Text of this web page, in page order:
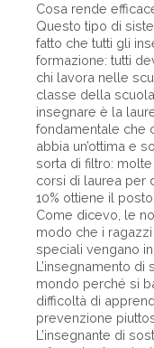
Cosa rende
Questo tipo di
fatto che tutti gli
formazione: tutti
chi lavora nelle
classe della
insegnare è la
fondamentale che
abbia un’ottima e
sorta di filtro:
corsi di laurea per
10% ottiene il posto.
Come dicevo, le
modo che i
speciali vengano
L’insegnamento di
mondo perché si
difficoltà di
prevenzione
L’insegnante di